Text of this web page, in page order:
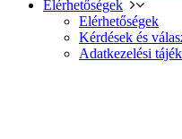
Elérhetőségek
Elérhetőségek
Kérdések és
Adatkezelési